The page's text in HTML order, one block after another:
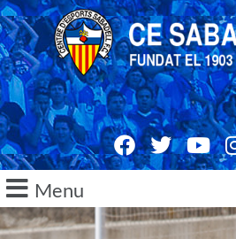
Menu